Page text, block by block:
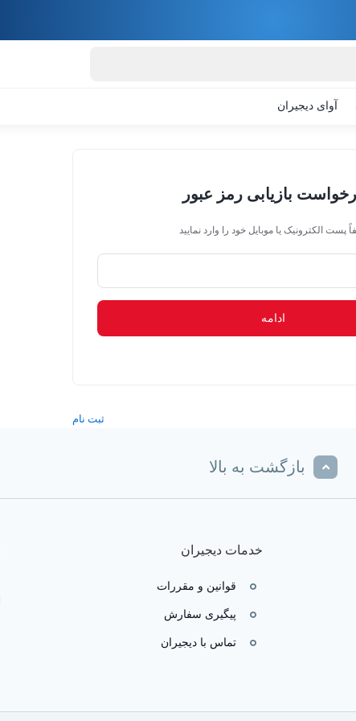
آوای دیجیران
بازیابی رمز عبور
پست الکترونیک یا موبایل خود را وارد نمایید
ادامه
ثبت نام
بازگشت به بالا
خدمات دیجیران
قوانین و مقررات
پیگیری سفارش
تماس با دیجیران